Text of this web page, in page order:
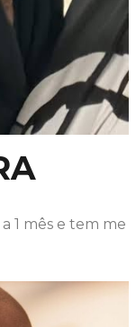
1 mês e tem me